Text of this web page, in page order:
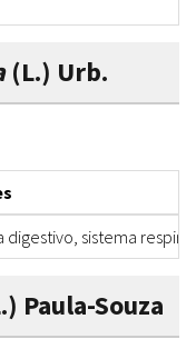
(L.) Urb.
digestivo, sistema
Paula-Souza